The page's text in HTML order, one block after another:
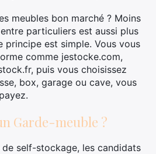
meubles bon marché ? Moins
particuliers est aussi plus
principe est simple. Vous vous
comme jestocke.com,
puis vous choisissez
box, garage ou cave, vous
Garde-meuble ?
self-stockage, les candidats